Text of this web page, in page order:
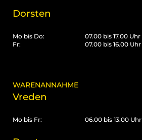
Dorsten
Mo bis Do:
Fr:
07.00 bis 17.00 Uhr
07.00 bis 16.00 Uhr
WARENANNAHME
Vreden
Mo bis Fr: 06.00 bis 13.00 Uhr